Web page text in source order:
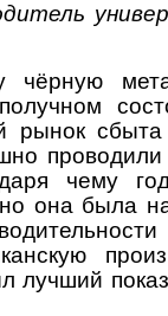
рынок
проводили
чему
она была